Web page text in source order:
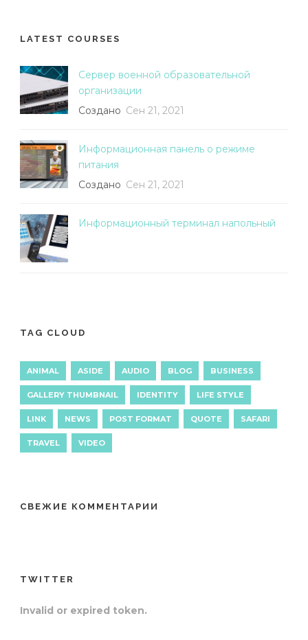
LATEST COURSES
Сервер военной образовательной
организации
Создано Сен 21, 2021
Информационная панель о режиме
питания
Создано Сен 21, 2021
Информационный терминал напольный
TAG CLOUD
ANIMAL ASIDE AUDIO BLOG BUSINESS
GALLERY THUMBNAIL IDENTITY LIFE STYLE
LINK NEWS POST FORMAT QUOTE SAFARI
TRAVEL VIDEO
СВЕЖИЕ КОММЕНТАРИИ
TWITTER
Invalid or expired token.